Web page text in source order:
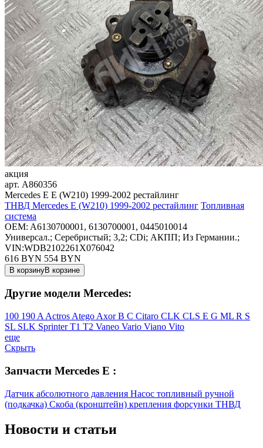
акция
арт. A860356
Mercedes E E (W210) 1999-2002 рестайлинг
ТНВД Mercedes E (W210) 1999-2002 рестайлинг Топливная
система
OEM: A6130700001, 6130700001, 0445010014
Универсал.; Серебристый; 3,2; CDi; АКПП; Из Германии.;
VIN:WDB2102261X076042
616 BYN 554 BYN
В корзинуВ корзине
Другие модели Mercedes:
100 190 A Actros Atego AxorB C Citaro CLK CLS E G ML R S
SL SLK SprinterT1 T2 Vaneo Vario Viano Vito
еще
Скрыть
Запчасти Mercedes E :
Датчик абсолютного давления Насос топливный ручной
(подкачка) Скоба (кронштейн) крепления форсунки ТНВД
Новости и статьи